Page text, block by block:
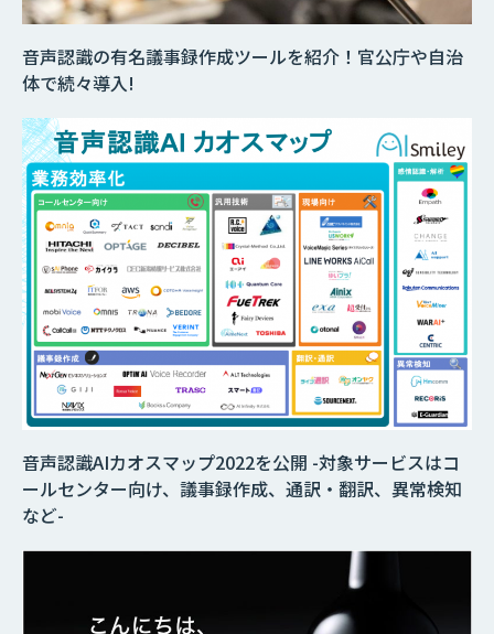
音声認識の有名議事録作成ツールを紹介！官公庁や自治
体で続々導入!
音声認識AIカオスマップ2022を公開 -対象サービスはコ
ールセンター向け、議事録作成、通訳・翻訳、異常検知
など-